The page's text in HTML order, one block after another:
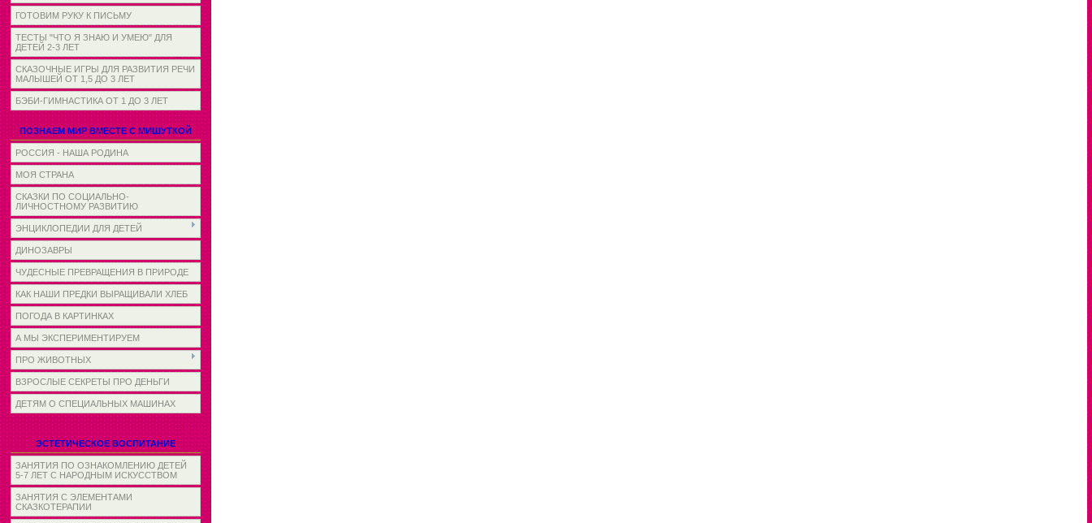
ГОТОВИМ РУКУ К ПИСЬМУ
ТЕСТЫ "ЧТО Я ЗНАЮ И УМЕЮ" ДЛЯ
ДЕТЕЙ 2-3 ЛЕТ
СКАЗОЧНЫЕ ИГРЫ ДЛЯ РАЗВИТИЯ РЕЧИ
МАЛЫШЕЙ ОТ 1,5 ДО 3 ЛЕТ
БЭБИ-ГИМНАСТИКА ОТ 1 ДО 3 ЛЕТ
ПОЗНАЕМ МИР ВМЕСТЕ С МИШУТКОЙ
РОССИЯ - НАША РОДИНА
МОЯ СТРАНА
СКАЗКИ ПО СОЦИАЛЬНО-
ЛИЧНОСТНОМУ РАЗВИТИЮ
ЭНЦИКЛОПЕДИИ ДЛЯ ДЕТЕЙ
ДИНОЗАВРЫ
ЧУДЕСНЫЕ ПРЕВРАЩЕНИЯ В ПРИРОДЕ
КАК НАШИ ПРЕДКИ ВЫРАЩИВАЛИ ХЛЕБ
ПОГОДА В КАРТИНКАХ
А МЫ ЭКСПЕРИМЕНТИРУЕМ
ПРО ЖИВОТНЫХ
ВЗРОСЛЫЕ СЕКРЕТЫ ПРО ДЕНЬГИ
ДЕТЯМ О СПЕЦИАЛЬНЫХ МАШИНАХ
ЭСТЕТИЧЕСКОЕ ВОСПИТАНИЕ
ЗАНЯТИЯ ПО ОЗНАКОМЛЕНИЮ ДЕТЕЙ
5-7 ЛЕТ С НАРОДНЫМ ИСКУССТВОМ
ЗАНЯТИЯ С ЭЛЕМЕНТАМИ
СКАЗКОТЕРАПИИ